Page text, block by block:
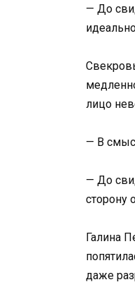
— До
лицо
— В
— До
сторону
Галина
даже